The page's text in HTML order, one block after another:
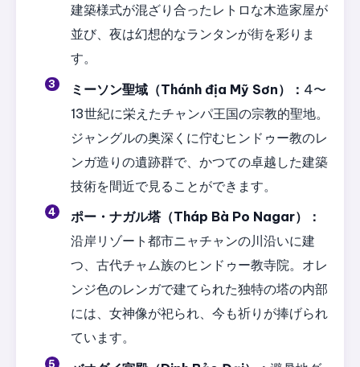
建築様式が混ざり合ったレトロな木造家屋が
並び、夜は幻想的なランタンが街を彩りま
す。
ミーソン聖域（Thánh địa Mỹ Sơn）： 4〜
13世紀に栄えたチャンパ王国の宗教的聖地。
ジャングルの奥深くに佇むヒンドゥー教のレ
ンガ造りの遺跡群で、かつての卓越した建築
技術を間近で見ることができます。
ポー・ナガル塔（Tháp Bà Po Nagar）：
沿岸リゾート都市ニャチャンの川沿いに建
つ、古代チャム族のヒンドゥー教寺院。オレ
ンジ色のレンガで建てられた独特の塔の内部
には、女神像が祀られ、今も祈りが捧げられ
ています。